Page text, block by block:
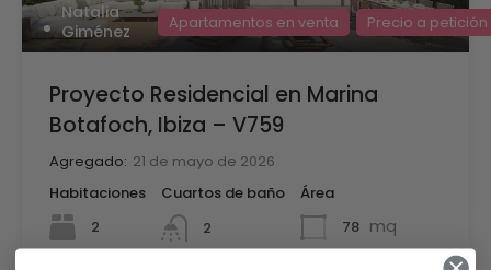
Natalia
Giménez
Apartamentos en venta Precio a petición
Proyecto Residencial en Marina
Botafoch, Ibiza – V759
Agregado: 21 de mayo de 2026
Habitaciones
2
Cuartos de baño
2
Área
78 mq